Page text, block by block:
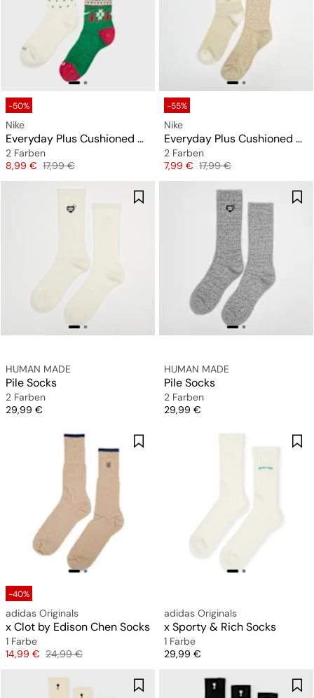
-50%
Nike
Everyday Plus Cushioned Winter Wonderland Crew Socks (2 Pack)
2 Farben
Preis
8,99 € Originalpreis
17,99 €
-55%
Nike
Everyday Plus Cushioned Winter Wonderland Crew Socks (2 Pack)
2 Farben
Preis
7,99 € Originalpreis
17,99 €
HUMAN MADE
Pile Socks
2 Farben
Preis
29,99 €
HUMAN MADE
Pile Socks
2 Farben
Preis
29,99 €
-40%
adidas Originals
x Clot by Edison Chen Socks
1 Farbe
Preis
14,99 € Originalpreis
24,99 €
adidas Originals
x Sporty & Rich Socks
1 Farbe
Preis
29,99 €